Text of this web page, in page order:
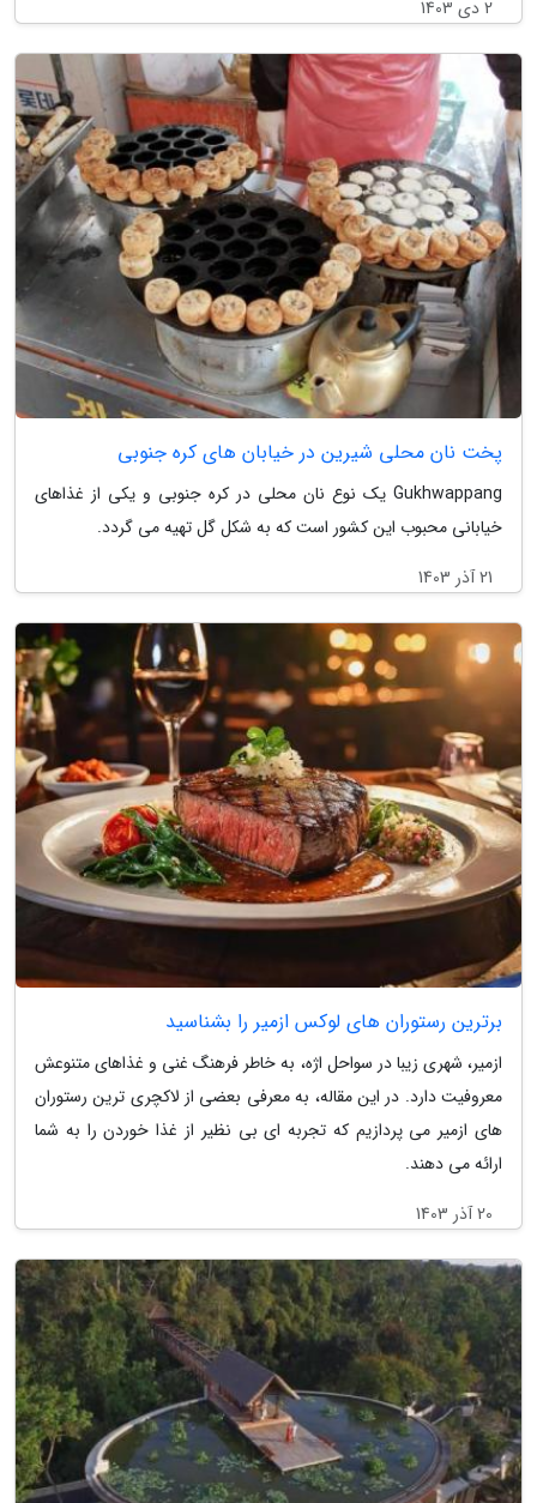
2 دی 1403
پخت نان محلی شیرین در خیابان های کره جنوبی
Gukhwappang یک نوع نان محلی در کره جنوبی و یکی از غذاهای
خیابانی محبوب این کشور است که به شکل گل تهیه می گردد.
21 آذر 1403
برترین رستوران های لوکس ازمیر را بشناسید
ازمیر، شهری زیبا در سواحل اژه، به خاطر فرهنگ غنی و غذاهای متنوعش
معروفیت دارد. در این مقاله، به معرفی بعضی از لاکچری ترین رستوران
های ازمیر می پردازیم که تجربه ای بی نظیر از غذا خوردن را به شما
ارائه می دهند.
20 آذر 1403